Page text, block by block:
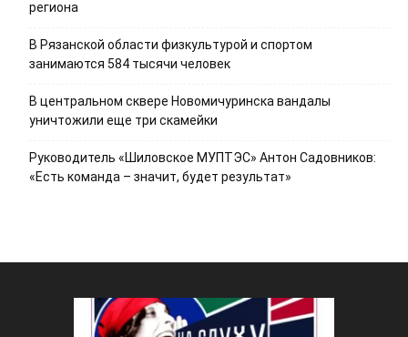
региона
В Рязанской области физкультурой и спортом
занимаются 584 тысячи человек
В центральном сквере Новомичуринска вандалы
уничтожили еще три скамейки
Руководитель «Шиловское МУПТЭС» Антон Садовников:
«Есть команда – значит, будет результат»